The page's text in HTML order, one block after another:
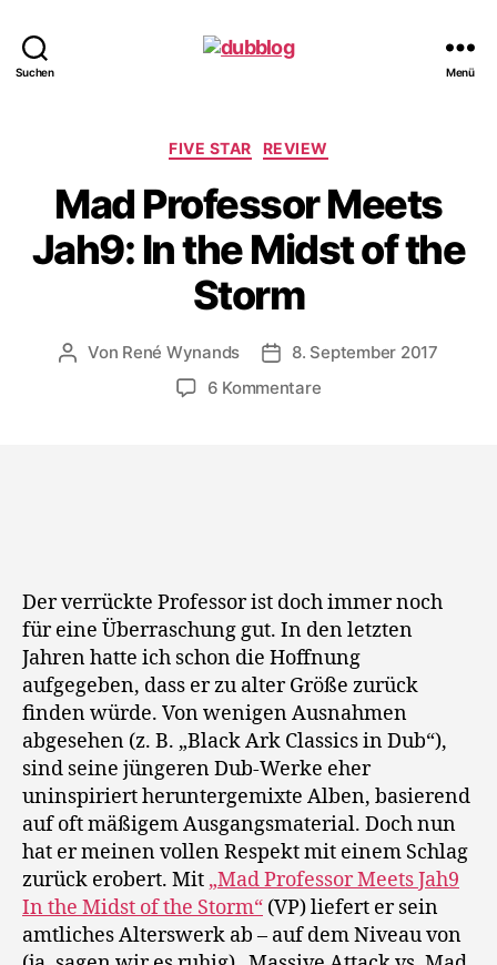
Suchen Menü
Kategorien
FIVE STAR REVIEW
Mad Professor Meets
Jah9: In the Midst of the
Storm
Beitragsautor
Von René Wynands Veröffentlichungsdatum
8. September 2017
6 Kommentarezu
the
Storm
Der verrückte Professor ist doch immer noch
für eine Überraschung gut. In den letzten
Jahren hatte ich schon die Hoffnung
aufgegeben, dass er zu alter Größe zurück
finden würde. Von wenigen Ausnahmen
abgesehen (z. B. „Black Ark Classics in Dub“),
sind seine jüngeren Dub-Werke eher
uninspiriert heruntergemixte Alben, basierend
auf oft mäßigem Ausgangsmaterial. Doch nun
hat er meinen vollen Respekt mit einem Schlag
zurück erobert. Mit „Mad Professor Meets Jah9
In the Midst of the Storm“ (VP) liefert er sein
amtliches Alterswerk ab – auf dem Niveau von